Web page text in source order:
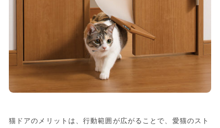
猫ドアのメリットは、行動範囲が広がることで、愛猫のスト